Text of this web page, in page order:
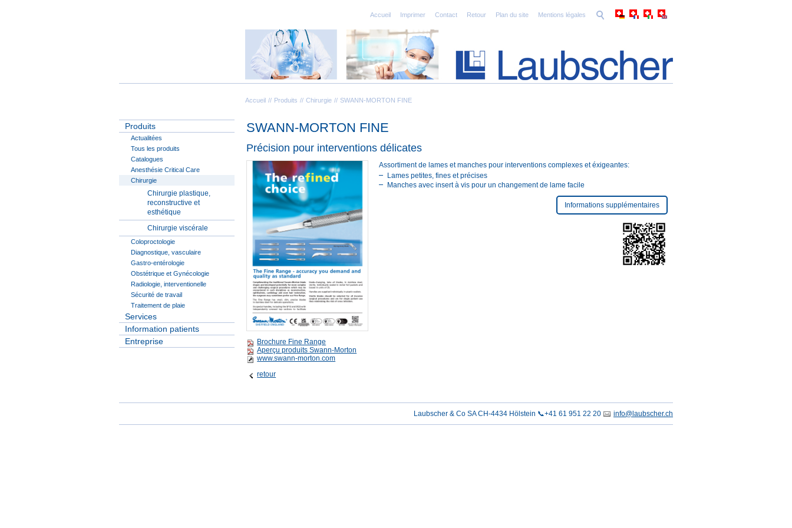
Accueil Imprimer Contact Retour Plan du site Mentions légales
Accueil Produits Chirurgie SWANN-MORTON FINE
Produits
Actualitées
Tous les produits
Catalogues
Anesthésie Critical Care
Chirurgie
Chirurgie plastique,
reconstructive et
esthétique
Chirurgie viscérale
Coloproctologie
Diagnostique, vasculaire
Gastro-entérologie
Obstétrique et Gynécologie
Radiologie, interventionelle
Sécurité de travail
Traitement de plaie
Services
Information patients
Entreprise
SWANN-MORTON FINE
Précision pour interventions délicates
Brochure Fine Range
Aperçu produits Swann-Morton
www.swann-morton.com
Assortiment de lames et manches pour interventions complexes et éxigeantes:
Lames petites, fines et précises
Manches avec insert à vis pour un changement de lame facile
Informations supplémentaires
retour
Laubscher & Co SA CH-4434 Hölstein 📞+41 61 951 22 20 info@laubscher.ch